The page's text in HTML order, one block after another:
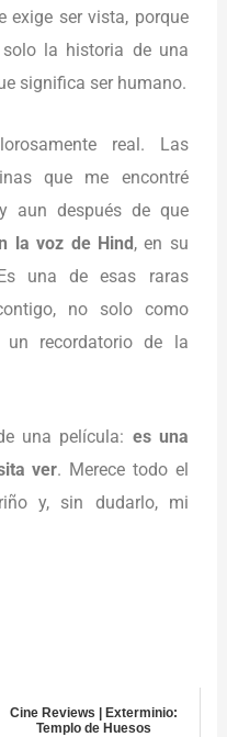
exige ser vista, porque
la historia de una
significa ser humano.
real. Las
que me encontré
aun después de que
la voz de Hind, en su
una de esas raras
no solo como
un recordatorio de la
una película: es una
ver. Merece todo el
y, sin dudarlo, mi
Cine Reviews | Exterminio:
Templo de Huesos